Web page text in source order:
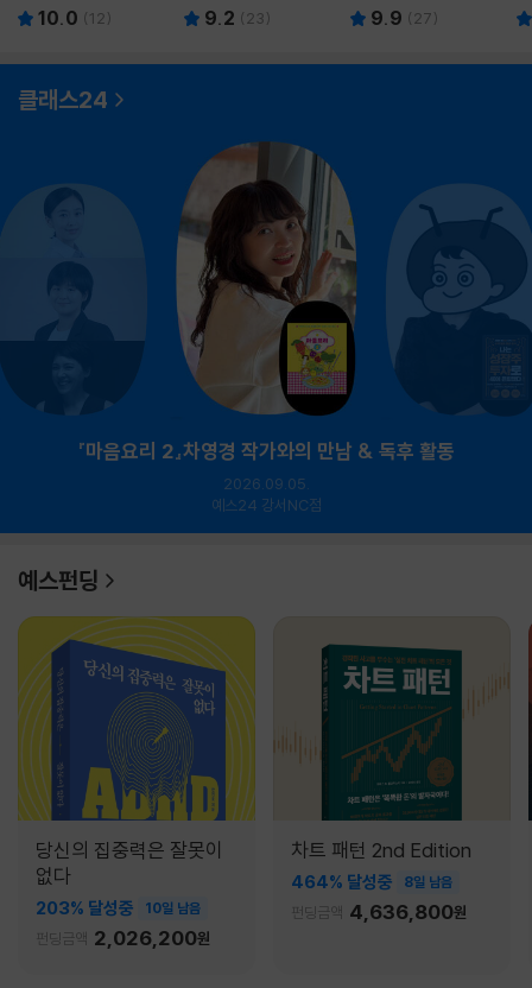
10.0 (12) 9.2 ( 23) 9.9 ( 27)
클래스24
『마음요리 2』차영경 작가와의 만남 & 독후 활동
2026.09.05.
예스24 강서NC점
예스펀딩
당신의 집중력은 잘못이
없다
203% 달성중 10일 남음
펀딩금액 2,026,200원
차트 패턴 2nd Edition
464% 달성중 8일 남음
펀딩금액 4,636,800원